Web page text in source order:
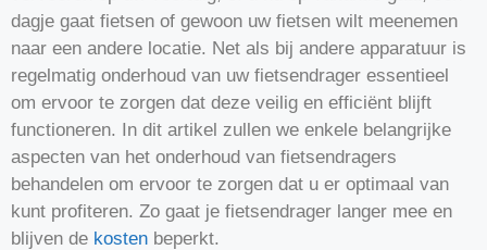
dagje gaat fietsen of gewoon uw fietsen wilt meenemen
naar een andere locatie. Net als bij andere apparatuur is
regelmatig onderhoud van uw fietsendrager essentieel
om ervoor te zorgen dat deze veilig en efficiënt blijft
functioneren. In dit artikel zullen we enkele belangrijke
aspecten van het onderhoud van fietsendragers
behandelen om ervoor te zorgen dat u er optimaal van
kunt profiteren. Zo gaat je fietsendrager langer mee en
blijven de kosten beperkt.